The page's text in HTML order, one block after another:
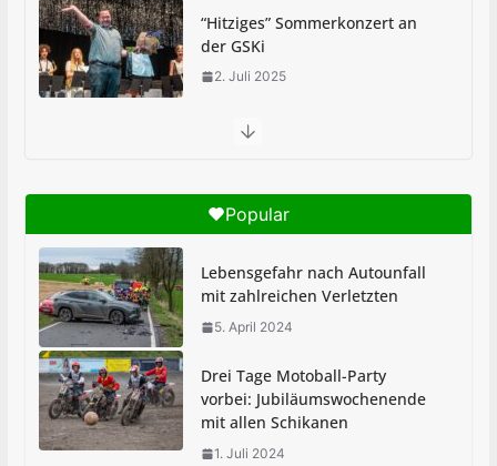
“Hitziges” Sommerkonzert an
der GSKi
2. Juli 2025
Abi-Sturm: Schultag an GSKi begann feucht-
1. Juli 2025
Brandheiße Pause in der Pestalozzi-Schule
30. Juni 2025
Berichterstattung ein
7. Juli 2025
Popular
Lebensgefahr nach Autounfall
mit zahlreichen Verletzten
5. April 2024
Drei Tage Motoball-Party
vorbei: Jubiläumswochenende
mit allen Schikanen
1. Juli 2024